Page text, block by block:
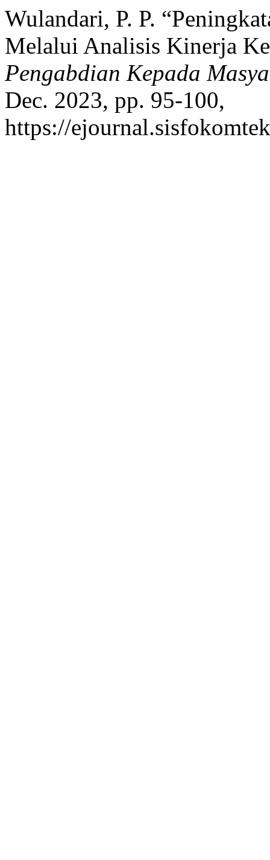
Wulandari, P. P.
Melalui Analisis Kinerja
Pengabdian Kepada
Dec. 2023, pp. 95-100,
https://